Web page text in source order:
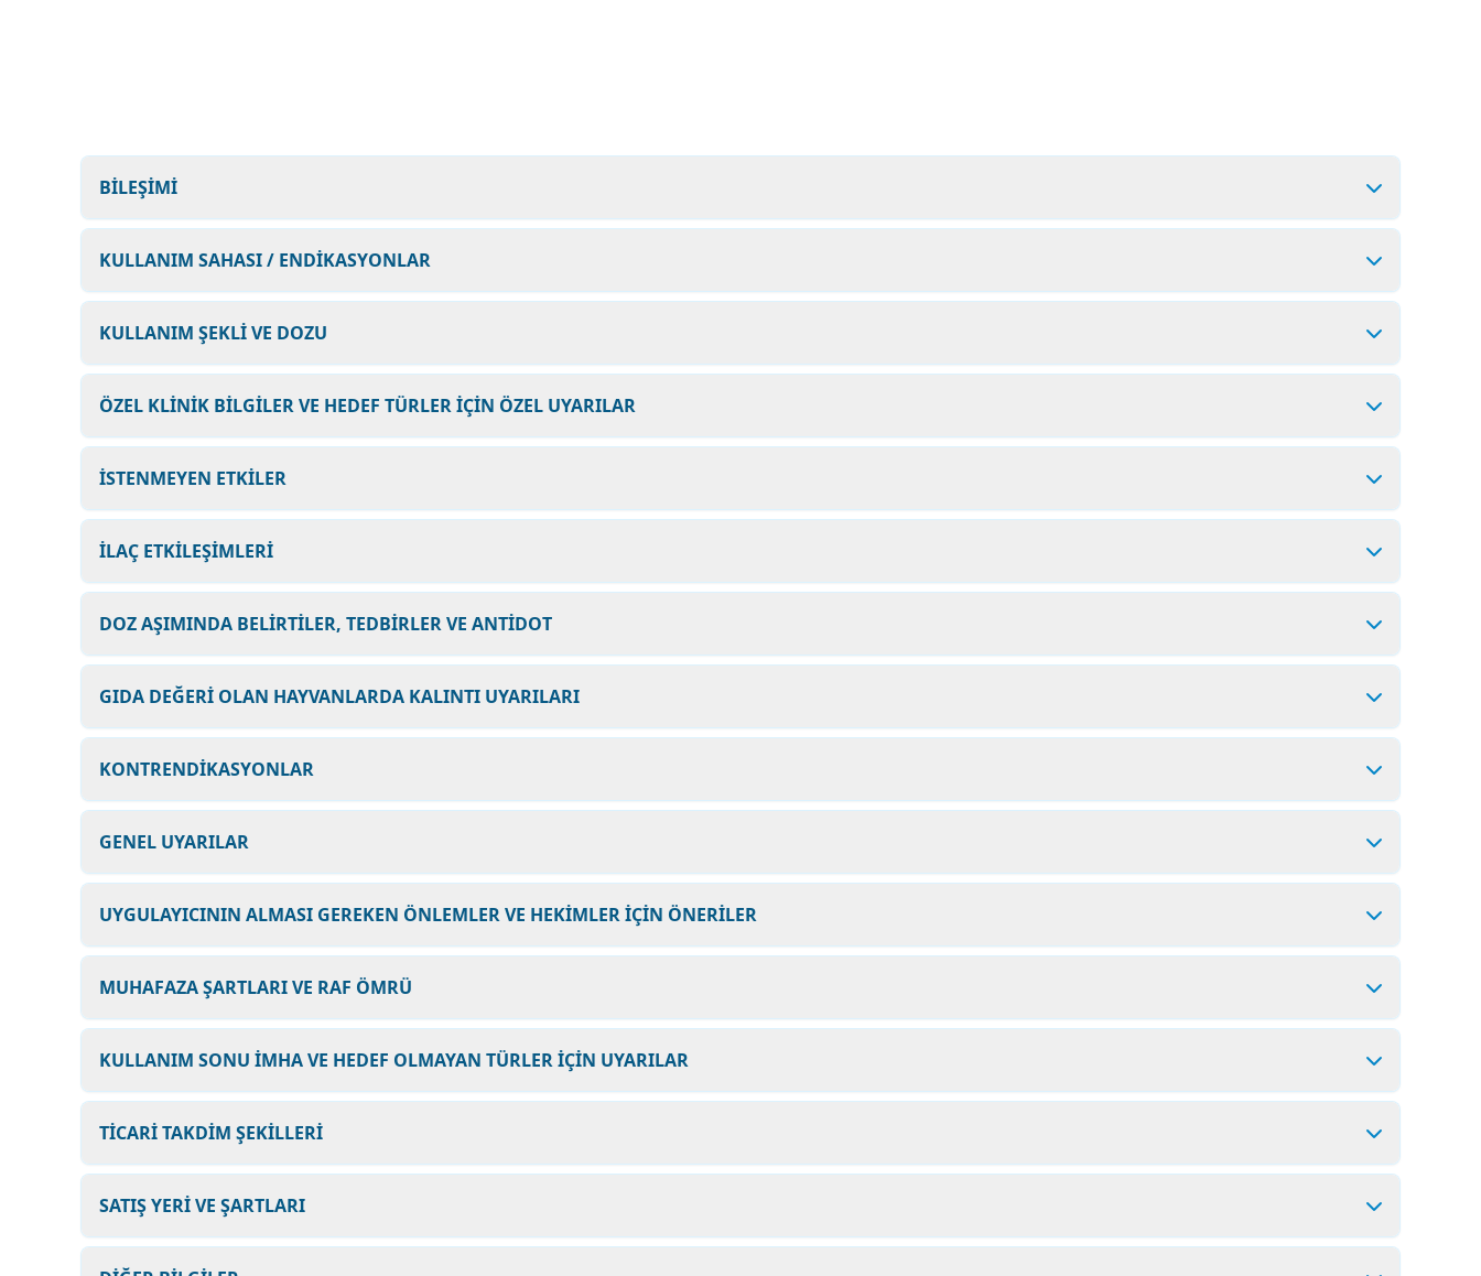
BİLEŞİMİ
KULLANIM SAHASI / ENDİKASYONLAR
KULLANIM ŞEKLİ VE DOZU
ÖZEL KLİNİK BİLGİLER VE HEDEF TÜRLER İÇİN ÖZEL UYARILAR
İSTENMEYEN ETKİLER
İLAÇ ETKİLEŞİMLERİ
DOZ AŞIMINDA BELİRTİLER, TEDBİRLER VE ANTİDOT
GIDA DEĞERİ OLAN HAYVANLARDA KALINTI UYARILARI
KONTRENDİKASYONLAR
GENEL UYARILAR
UYGULAYICININ ALMASI GEREKEN ÖNLEMLER VE HEKİMLER İÇİN ÖNERİLER
MUHAFAZA ŞARTLARI VE RAF ÖMRÜ
KULLANIM SONU İMHA VE HEDEF OLMAYAN TÜRLER İÇİN UYARILAR
TİCARİ TAKDİM ŞEKİLLERİ
SATIŞ YERİ VE ŞARTLARI